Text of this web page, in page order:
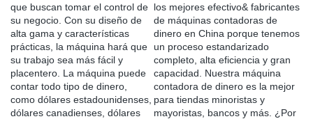
que buscan tomar el control de
su negocio. Con su diseño de
alta gama y características
prácticas, la máquina hará que
su trabajo sea más fácil y
placentero. La máquina puede
contar todo tipo de dinero,
como dólares estadounidenses,
dólares canadienses, dólares
los mejores efectivo& fabricantes
de máquinas contadoras de
dinero en China porque tenemos
un proceso estandarizado
completo, alta eficiencia y gran
capacidad. Nuestra máquina
contadora de dinero es la mejor
para tiendas minoristas y
mayoristas, bancos y más. ¿Por